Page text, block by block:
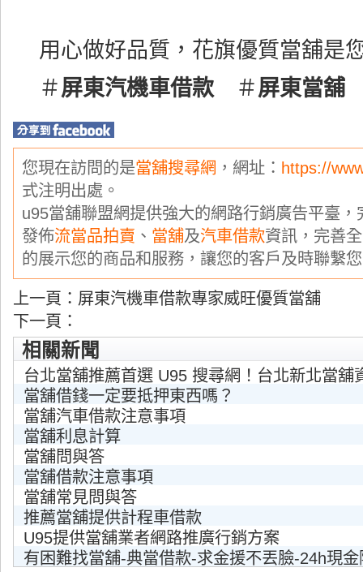
用心做好品質，花旗優質當舖是
＃屏東汽機車借款＃屏東當舖
您現在訪問的是當舖搜尋網 ，網址： https://
式注明出處。
u95當舖聯盟網提供強大的網路行銷廣告平臺
發佈流當品拍賣 、 當舖及汽車借款資訊，完善
的展示您的商品和服務，讓您的客戶及時聯繫
上一頁： 屏東汽機車借款專家威旺優質當舖
下一頁：
相關新聞
台北當舖推薦首選 U95 搜尋網！台北新北當舖
當舖借錢一定要抵押東西嗎？
當舖汽車借款注意事項
當舖利息計算
當舖問與答
當舖借款注意事項
當舖常見問與答
推薦當舖提供計程車借款
U95提供當舖業者網路推廣行銷方案
有困難找當舖-典當借款-求金援不丟臉-24h現金